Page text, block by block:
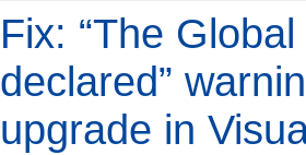
Fix: “The
declared”
upgrade in